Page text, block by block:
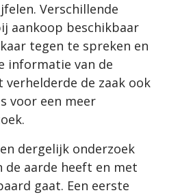
Verschillende
aankoop beschikbaar
tegen te spreken en
informatie van de
de zaak ook
voor een meer
dergelijk onderzoek
aarde heeft en met
gaat. Een eerste